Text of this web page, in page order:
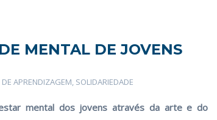
MENTAL DE JOVENS
APRENDIZAGEM, SOLIDARIEDADE
mental dos jovens através da arte e do